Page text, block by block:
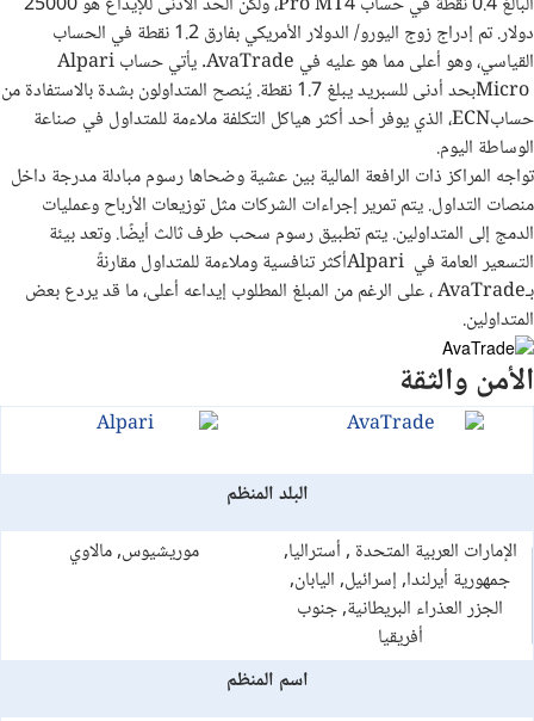
دولار. تم إدراج زوج اليورو/ الدولار الأمريكي بفارق 1.2 نقطة في الحساب
القياسي، وهو أعلى مما هو عليه في AvaTrade. يأتي حسابAlpari
Micro
بحد أدنى للسبريد يبلغ 1.7 نقطة. يُنصح المتداولون بشدة بالاستفادة من
حسابECN، الذي يوفر أحد أكثر هياكل التكلفة ملاءمة للمتداول في صناعة
الوساطة اليوم.
تواجه المراكز ذات الرافعة المالية بين عشية وضحاها رسوم مبادلة مدرجة داخل
منصات التداول. يتم تمرير إجراءات الشركات مثل توزيعات الأرباح وعمليات
الدمج إلى المتداولين. يتم تطبيق رسوم سحب طرف ثالث أيضًا. وتعد بيئة
التسعير العامة في Alpariأكثر تنافسية وملاءمة للمتداول مقارنةً
بـAvaTrade، على الرغم من المبلغ المطلوب إيداعه أعلى، ما قد يردع بعض
المتداولين.
الأمن والثقة
البلد المنظم
الإمارات العربية المتحدة , أستراليا,
جمهورية أيرلندا, إسرائيل, اليابان,
الجزر العذراء البريطانية, جنوب
أفريقيا
موريشيوس, مالاوي
اسم المنظم